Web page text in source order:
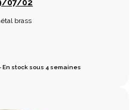
07/02
brass
stock sous 4 semaines